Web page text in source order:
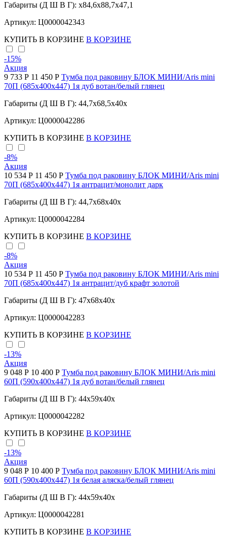
Габариты (Д Ш В Г): x84,6x88,7x47,1
Артикул: Ц0000042343
КУПИТЬ В КОРЗИНЕ В КОРЗИНЕ
-15%
Акция
9 733 Р 11 450 Р Тумба под раковину БЛОК МИНИ/Aris mini
70П (685х400х447) 1я дуб вотан/белый глянец
Габариты (Д Ш В Г): 44,7x68,5x40x
Артикул: Ц0000042286
КУПИТЬ В КОРЗИНЕ В КОРЗИНЕ
-8%
Акция
10 534 Р 11 450 Р Тумба под раковину БЛОК МИНИ/Aris mini
70П (685х400х447) 1я антрацит/монолит дарк
Габариты (Д Ш В Г): 44,7x68x40x
Артикул: Ц0000042284
КУПИТЬ В КОРЗИНЕ В КОРЗИНЕ
-8%
Акция
10 534 Р 11 450 Р Тумба под раковину БЛОК МИНИ/Aris mini
70П (685х400х447) 1я антрацит/дуб крафт золотой
Габариты (Д Ш В Г): 47x68x40x
Артикул: Ц0000042283
КУПИТЬ В КОРЗИНЕ В КОРЗИНЕ
-13%
Акция
9 048 Р 10 400 Р Тумба под раковину БЛОК МИНИ/Aris mini
60П (590х400х447) 1я дуб вотан/белый глянец
Габариты (Д Ш В Г): 44x59x40x
Артикул: Ц0000042282
КУПИТЬ В КОРЗИНЕ В КОРЗИНЕ
-13%
Акция
9 048 Р 10 400 Р Тумба под раковину БЛОК МИНИ/Aris mini
60П (590х400х447) 1я белая аляска/белый глянец
Габариты (Д Ш В Г): 44x59x40x
Артикул: Ц0000042281
КУПИТЬ В КОРЗИНЕ В КОРЗИНЕ